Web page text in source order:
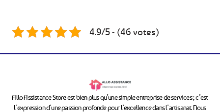
4.9/5 - (46 votes)
Allo Assistance Store est bien plus qu’une simple entreprise de services ; c’est
l’expression d’une passion profonde pour l’excellence dans l’artisanat. Nous